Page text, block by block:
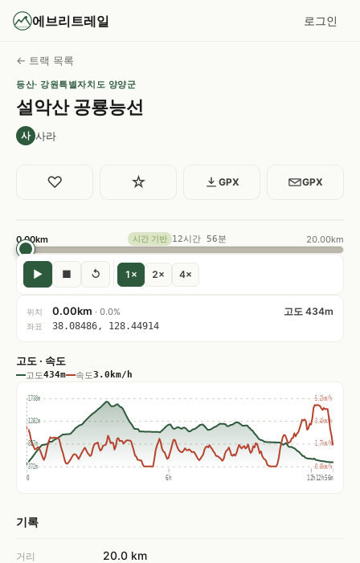
에브리트레일 로그인
← 트랙 목록
등산· 강원특별자치도 양양군
설악산 공룡능선
사 사라
♡ ☆ GPX GPX
0.00km 시간 기반 12시간 56분 20.00km
▶ ■ ↺ 1× 2× 4×
위치 0.00km · 0.0% 고도 434m
좌표 38.08486, 128.44914
고도 · 속도
고도434m 속도3.0km/h
0 6h 12h12h56m
1738m
1282m
827m
372m
5.2km/h
3.4km/h
1.7km/h
0.0km/h
기록
거리 20.0 km